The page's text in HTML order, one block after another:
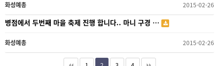
화성예총 2015-02-26
병점에서 두번째 마을 축제 진행 합니다.. 마니 구경 …
화성예총 2015-02-26